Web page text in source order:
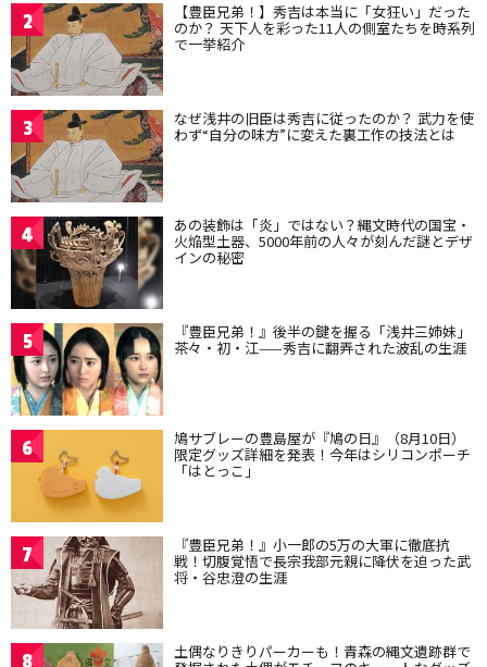
2 【豊臣兄弟！】秀吉は本当に「女狂い」だった
のか？ 天下人を彩った11人の側室たちを時系列
で一挙紹介
3 なぜ浅井の旧臣は秀吉に従ったのか？ 武力を使
わず“自分の味方”に変えた裏工作の技法とは
4 あの装飾は「炎」ではない？縄文時代の国宝・
火焔型土器、5000年前の人々が刻んだ謎とデザ
インの秘密
5 『豊臣兄弟！』後半の鍵を握る「浅井三姉妹」
茶々・初・江——秀吉に翻弄された波乱の生涯
6 鳩サブレーの豊島屋が『鳩の日』（8月10日）
限定グッズ詳細を発表！今年はシリコンポーチ
「はとっこ」
7 『豊臣兄弟！』小一郎の5万の大軍に徹底抗
戦！切腹覚悟で長宗我部元親に降伏を迫った武
将・谷忠澄の生涯
8 土偶なりきりパーカーも！青森の縄文遺跡群で